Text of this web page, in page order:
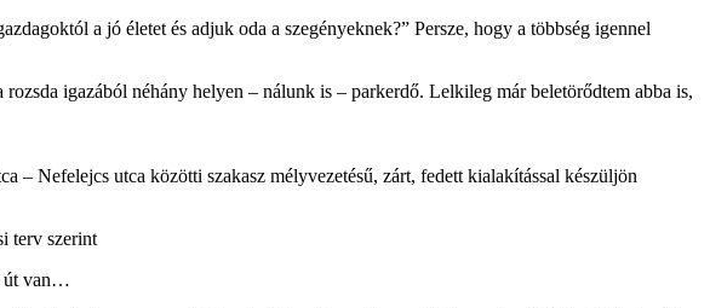
a jó életet és adjuk oda a szegényeknek?” Persze, hogy a többség igennel
igazából néhány helyen – nálunk is – parkerdő. Lelkileg már beletörődtem abba is,
Nefelejcs utca közötti szakasz mélyvezetésű, zárt, fedett kialakítással készüljön
terv szerint
út van…